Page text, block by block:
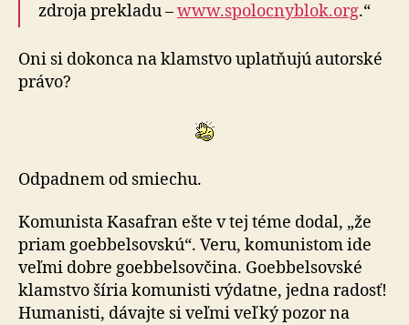
zdroja prekladu –www.spolocnyblok.org.“
Oni si dokonca na klamstvo uplatňujú autorské
právo?
Odpadnem od smiechu.
Komunista Kasafran ešte v tej téme dodal, „že
priam goebbelsovskú“. Veru, komunistom ide
veľmi dobre goebbelsovčina. Goebbelsovské
klamstvo šíria komunisti výdatne, jedna radosť!
Humanisti, dávajte si veľmi veľký pozor na